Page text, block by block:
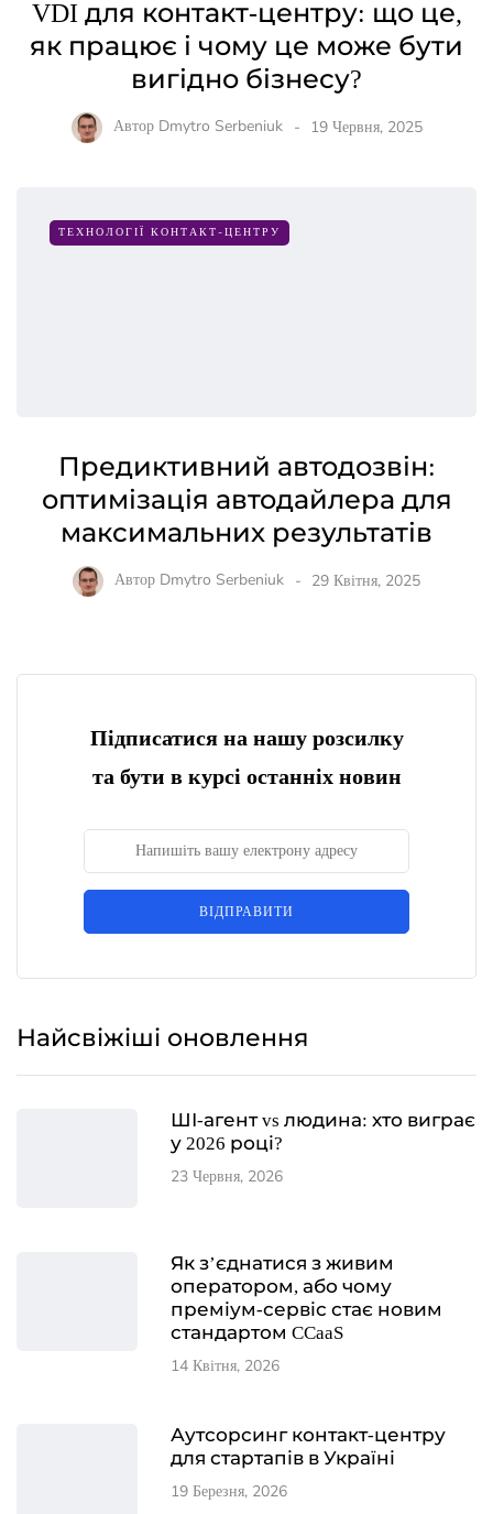
VDI для контакт-центру: що це,
як працює і чому це може бути
вигідно бізнесу?
Автор Dmytro Serbeniuk 19 Червня, 2025
ТЕХНОЛОГІЇ КОНТАКТ-ЦЕНТРУ
Предиктивний автодозвін:
оптимізація автодайлера для
максимальних результатів
Автор Dmytro Serbeniuk 29 Квітня, 2025
Підписатися на нашу розсилку
та бути в курсі останніх новин
ВІДПРАВИТИ
Найсвіжіші оновлення
ШІ-агент vs людина: хто виграє
у 2026 році?
23 Червня, 2026
Як з’єднатися з живим
оператором, або чому
преміум-сервіс стає новим
стандартом CCaaS
14 Квітня, 2026
Аутсорсинг контакт-центру
для стартапів в Україні
19 Березня, 2026